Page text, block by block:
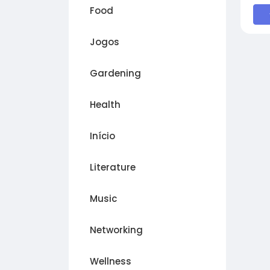
Food
Jogos
Gardening
Health
Início
Literature
Music
Networking
Wellness